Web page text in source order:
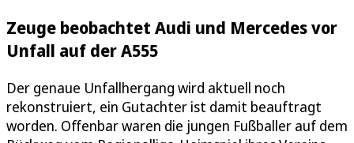
Zeuge beobachtet Audi und Mercedes vor
Unfall auf der A555
Der genaue Unfallhergang wird aktuell noch
rekonstruiert, ein Gutachter ist damit beauftragt
worden. Offenbar waren die jungen Fußballer auf dem